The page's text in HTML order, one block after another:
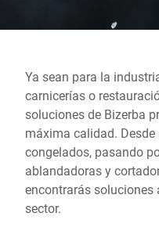
Ya sean para la
carnicerías o
soluciones de Bizerba
máxima calidad.
congelados, pasando
ablandadoras y
encontrarás
sector.